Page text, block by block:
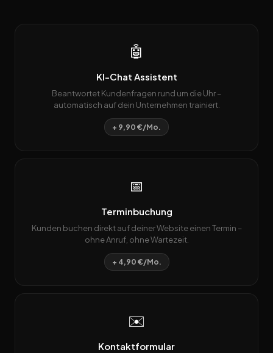
🤖
KI-Chat Assistent
Beantwortet Kundenfragen rund um die Uhr –
automatisch auf dein Unternehmen trainiert.
+ 9,90 €/Mo.
📅
Terminbuchung
Kunden buchen direkt auf deiner Website einen Termin –
ohne Anruf, ohne Wartezeit.
+ 4,90 €/Mo.
✉️
Kontaktformular